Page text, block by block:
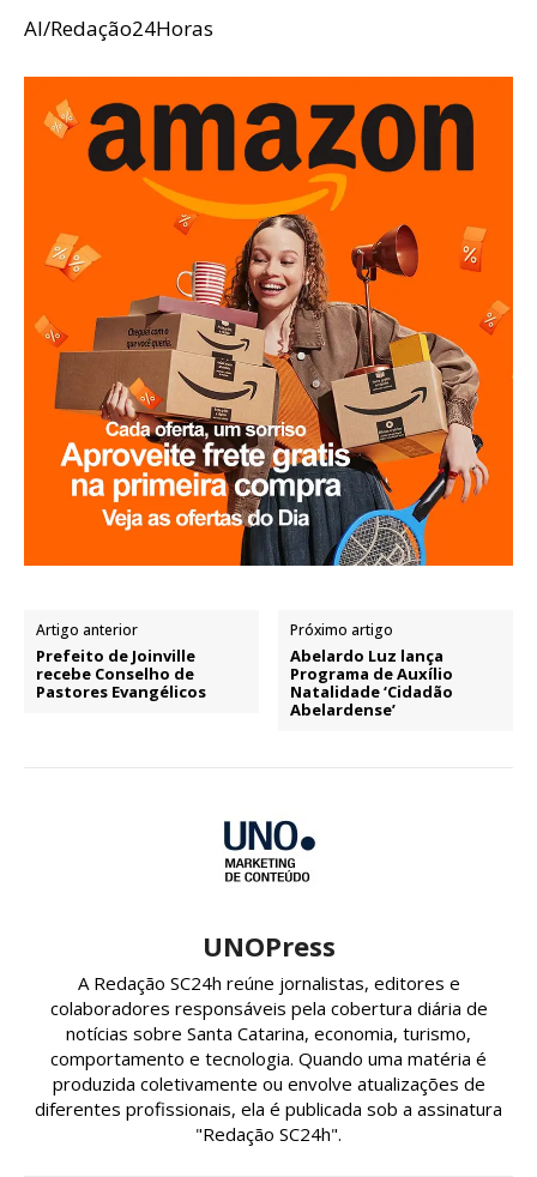
AI/Redação24Horas
Artigo anterior
Prefeito de Joinville
recebe Conselho de
Pastores Evangélicos
Próximo artigo
Abelardo Luz lança
Programa de Auxílio
Natalidade ‘Cidadão
Abelardense’
UNOPress
A Redação SC24h reúne jornalistas, editores e
colaboradores responsáveis pela cobertura diária de
notícias sobre Santa Catarina, economia, turismo,
comportamento e tecnologia. Quando uma matéria é
produzida coletivamente ou envolve atualizações de
diferentes profissionais, ela é publicada sob a assinatura
"Redação SC24h".